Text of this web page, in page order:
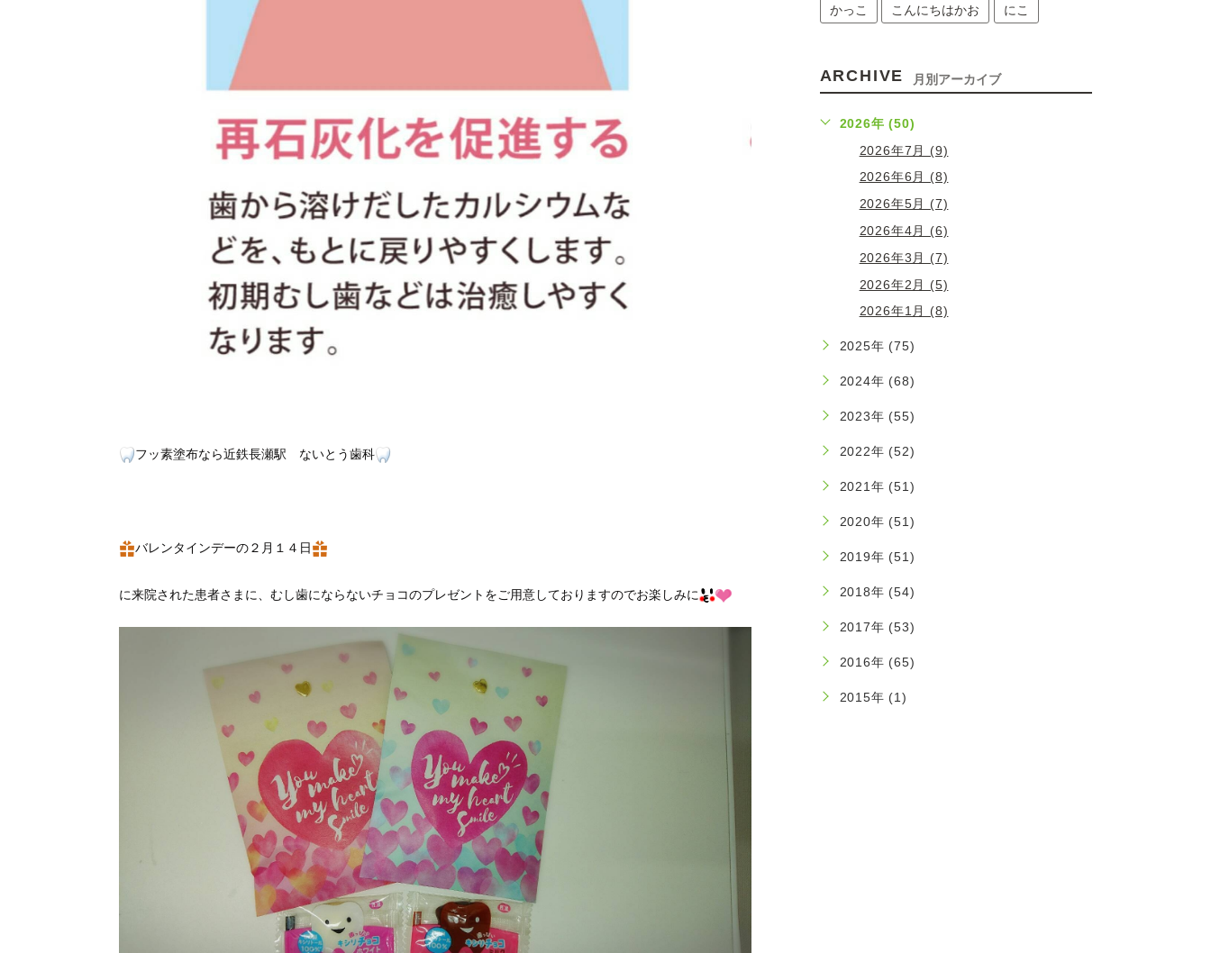
フッ素塗布なら近鉄長瀬駅 ないとう歯科
バレンタインデーの２月１４日
に来院された患者さまに、むし歯にならないチョコのプレゼントをご用意しておりますのでお楽しみに
かっこ こんにちはかお にこ
ARCHIVE 月別アーカイブ
2026年 (50)
2026年7月 (9)
2026年6月 (8)
2026年5月 (7)
2026年4月 (6)
2026年3月 (7)
2026年2月 (5)
2026年1月 (8)
2025年 (75)
2024年 (68)
2023年 (55)
2022年 (52)
2021年 (51)
2020年 (51)
2019年 (51)
2018年 (54)
2017年 (53)
2016年 (65)
2015年 (1)